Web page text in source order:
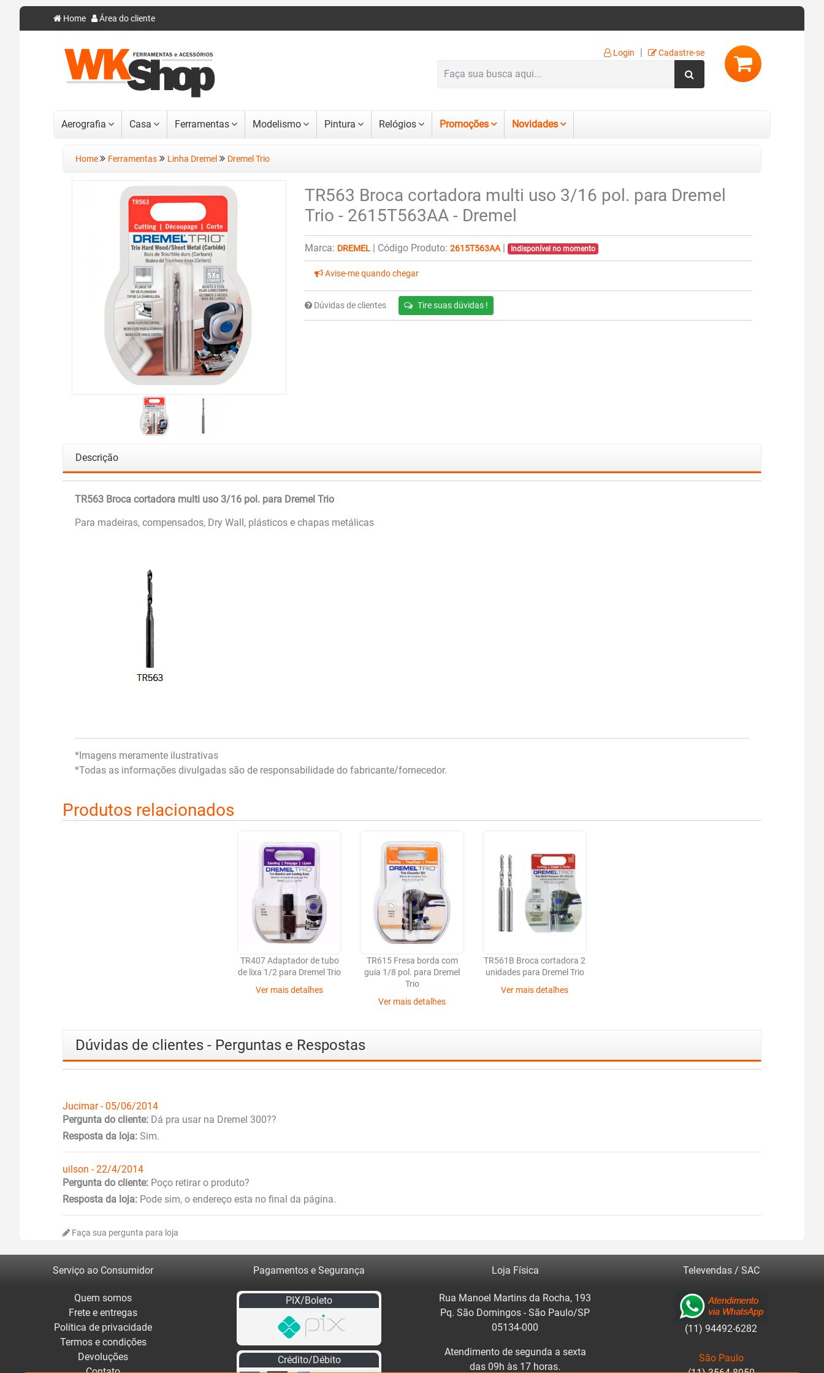
Home Área do cliente
Login | Cadastre-se
Aerografia Casa Ferramentas Modelismo Pintura Relógios Promoções Novidades
Home Ferramentas Linha Dremel Dremel Trio
TR563 Broca cortadora multi uso 3/16 pol. para Dremel
Trio - 2615T563AA - Dremel
Marca: DREMEL Código Produto: 2615T563AA| Indisponível no momento
Avise-me quando chegar
Dúvidas de clientes Tire suas dúvidas !
Descrição
TR563 Broca cortadora multi uso 3/16 pol. para Dremel Trio
Para madeiras, compensados, Dry Wall, plásticos e chapas metálicas
*Imagens meramente ilustrativas
*Todas as informações divulgadas são de responsabilidade do fabricante/fornecedor.
Produtos relacionados
TR407 Adaptador de tubo
de lixa 1/2 para Dremel Trio
Ver mais detalhes
TR615 Fresa borda com
guia 1/8 pol. para Dremel
Trio
Ver mais detalhes
TR561B Broca cortadora 2
unidades para Dremel Trio
Ver mais detalhes
Dúvidas de clientes - Perguntas e Respostas
Jucimar - 05/06/2014
Pergunta do cliente: Dá pra usar na Dremel 300??
Resposta da loja: Sim.
uilson - 22/4/2014
Pergunta do cliente: Poço retirar o produto?
Resposta da loja: Pode sim, o endereço esta no final da página.
Faça sua pergunta para loja
Serviço ao Consumidor
Quem somos
Frete e entregas
Política de privacidade
Termos e condições
Devoluções
Pagamentos e Segurança
PIX/Boleto
Crédito/Débito
Loja Física
Rua Manoel Martins da Rocha, 193
Pq. São Domingos - São Paulo/SP
05134-000
Atendimento de segunda a sexta
das 09h às 17 horas.
Televendas / SAC
(11) 94492-6282
São Paulo